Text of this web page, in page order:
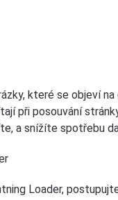
které se objeví
při posouvání
a snížíte spotřebu
Loader,